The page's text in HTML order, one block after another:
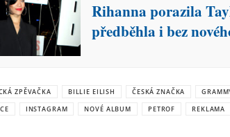
Rihanna porazila
předběhla i bez
ZPĚVAČKA BILLIE EILISH ČESKÁ ZNAČKA
INSTAGRAM NOVÉ ALBUM PETROF REKLAMA